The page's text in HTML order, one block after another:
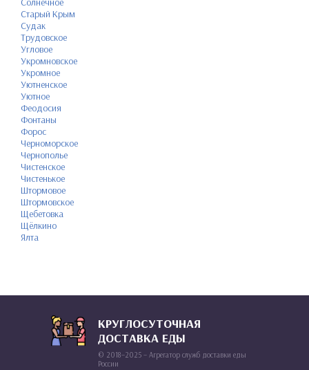
Старый Крым
Судак
Трудовское
Угловое
Укромновское
Укромное
Уютненское
Уютное
Феодосия
Фонтаны
Форос
Черноморское
Чернополье
Чистенское
Чистенькое
Штормовое
Штормовское
Щебетовка
Щёлкино
Ялта
КРУГЛОСУТОЧНАЯ
ДОСТАВКА ЕДЫ
© 2018–2025 – Агрегатор служб доставки еды
России